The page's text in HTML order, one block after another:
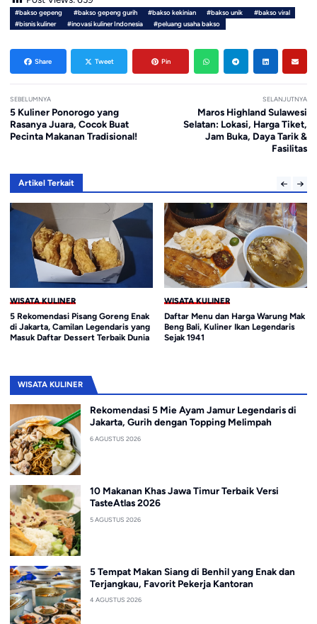
#bakso gepeng #bakso gepeng gurih #bakso kekinian #bakso unik
#bakso viral
#bisnis kuliner
#inovasi kuliner Indonesia #peluang usaha bakso
Share Tweet Pin
SEBELUMNYA
5 Kuliner Ponorogo yang
Rasanya Juara, Cocok Buat
Pecinta Makanan Tradisional!
SELANJUTNYA
Maros Highland Sulawesi
Selatan: Lokasi, Harga Tiket,
Jam Buka, Daya Tarik &
Fasilitas
Artikel Terkait
WISATA KULINER
5 Rekomendasi Pisang Goreng Enak
di Jakarta, Camilan Legendaris yang
Masuk Daftar Dessert Terbaik Dunia
WISATA KULINER
Daftar Menu dan Harga Warung Mak
Beng Bali, Kuliner Ikan Legendaris
Sejak 1941
WISATA KULINER
Rekomendasi 5 Mie Ayam Jamur Legendaris di
Jakarta, Gurih dengan Topping Melimpah
6 AGUSTUS 2026
10 Makanan Khas Jawa Timur Terbaik Versi
TasteAtlas 2026
5 AGUSTUS 2026
5 Tempat Makan Siang di Benhil yang Enak dan
Terjangkau, Favorit Pekerja Kantoran
4 AGUSTUS 2026